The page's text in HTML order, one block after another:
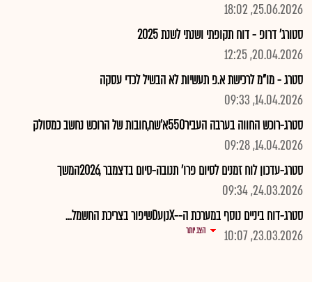
25.06.2026, 18:02
סטורג' דרופ - דוח תקופתי ושנתי לשנת 2025
20.04.2026, 12:25
סטרג - מו"מ לרכישת א.פ תעשיות לא הבשיל לכדי עסקה
14.04.2026, 09:33
סטרג-רוכש החווה בערבה העביר550א'שח,חובות של הרוכש נחשב כמסולק
14.04.2026, 09:28
סטרג-עדכון לוח זמנים לסיום פרו' תנובה-סיום בדצמבר ,2026המשך
24.03.2026, 09:34
סטרג-דוח ביניים נוסף במערכת ה--XנןעDשיפור בצריכת החשמל...
23.03.2026, 10:07
הצג יותר